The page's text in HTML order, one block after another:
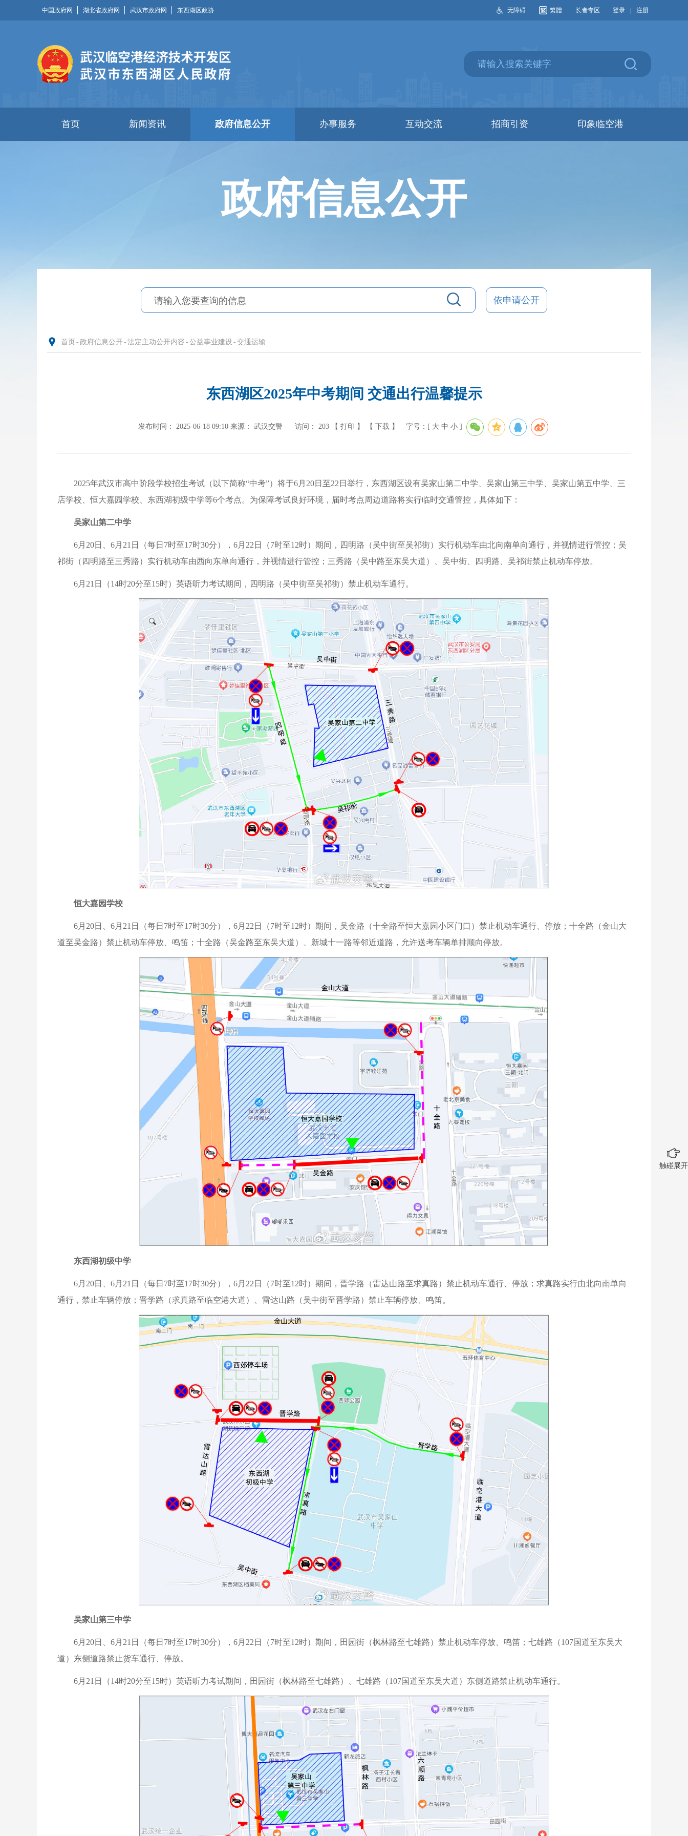
中国政府网 湖北省政府网 武汉市政府网 东西湖区政协 无障碍 繁體 长者专区 登录 注册
首页 新闻资讯 政府信息公开 办事服务 互动交流 招商引资 印象临空港
政府信息公开
依申请公开
首页 - 政府信息公开- 法定主动公开内容 - 公益事业建设 - 交通运输
东西湖区2025年中考期间 交通出行温馨提示
发布时间： 2025-06-18 09:10 来源： 武汉交警 访问： 203 【 打印 】 【 下载 】 字号：[ 大 中 小]
2025年武汉市高中阶段学校招生考试（以下简称“中考”）将于6月20日至22日举行，东西湖区设有吴家山第二中学、吴家山第三中学、吴家山第五中学、三
店学校、恒大嘉园学校、东西湖初级中学等6个考点。为保障考试良好环境，届时考点周边道路将实行临时交通管控，具体如下：
吴家山第二中学
6月20日、6月21日（每日7时至17时30分），6月22日（7时至12时）期间，四明路（吴中街至吴祁街）实行机动车由北向南单向通行，并视情进行管控；吴
祁街（四明路至三秀路）实行机动车由西向东单向通行，并视情进行管控；三秀路（吴中路至东吴大道）、吴中街、四明路、吴祁街禁止机动车停放。
6月21日（14时20分至15时）英语听力考试期间，四明路（吴中街至吴祁街）禁止机动车通行。
恒大嘉园学校
6月20日、6月21日（每日7时至17时30分），6月22日（7时至12时）期间，吴金路（十全路至恒大嘉园小区门口）禁止机动车通行、停放；十全路（金山大
道至吴金路）禁止机动车停放、鸣笛；十全路（吴金路至东吴大道）、新城十一路等邻近道路，允许送考车辆单排顺向停放。
东西湖初级中学
6月20日、6月21日（每日7时至17时30分），6月22日（7时至12时）期间，晋学路（雷达山路至求真路）禁止机动车通行、停放；求真路实行由北向南单向
通行，禁止车辆停放；晋学路（求真路至临空港大道）、雷达山路（吴中街至晋学路）禁止车辆停放、鸣笛。
吴家山第三中学
6月20日、6月21日（每日7时至17时30分），6月22日（7时至12时）期间，田园街（枫林路至七雄路）禁止机动车停放、鸣笛；七雄路（107国道至东吴大
道）东侧道路禁止货车通行、停放。
6月21日（14时20分至15时）英语听力考试期间，田园街（枫林路至七雄路）、七雄路（107国道至东吴大道）东侧道路禁止机动车通行。
触碰展开